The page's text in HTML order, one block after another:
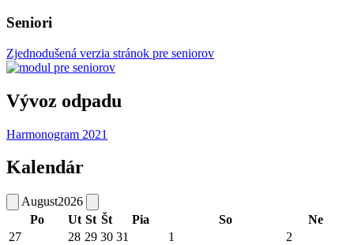
Seniori
Zjednodušená verzia stránok pre seniorov
Vývoz odpadu
Harmonogram 2021
Kalendár
August2026
Po
Ut St Št Pia So
Ne
27
28 29 30 31 1 2